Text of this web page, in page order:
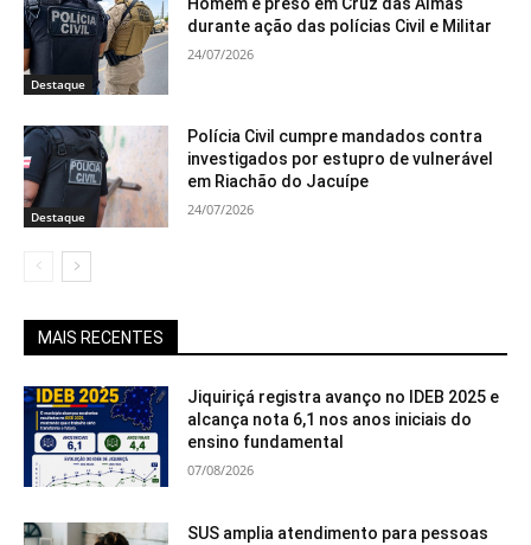
Destaque
Homem é preso em Cruz das Almas
durante ação das polícias Civil e Militar
24/07/2026
Destaque
Polícia Civil cumpre mandados contra
investigados por estupro de vulnerável
em Riachão do Jacuípe
24/07/2026
MAIS RECENTES
Jiquiriçá registra avanço no IDEB 2025 e
alcança nota 6,1 nos anos iniciais do
ensino fundamental
07/08/2026
SUS amplia atendimento para pessoas